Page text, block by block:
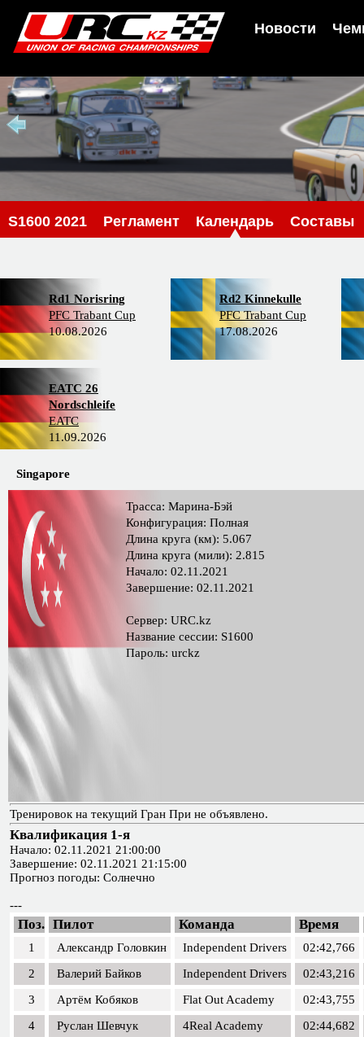
Новости
S1600 2021 Регламент Календарь Составы
Rd1 Norisring
PFC Trabant Cup
10.08.2026
Rd2 Kinnekulle
PFC Trabant Cup
17.08.2026
EATC 26
Nordschleife
EATC
11.09.2026
Singapore
Трасса: Марина-Бэй
Конфигурация: Полная
Длина круга (км): 5.067
Длина круга (мили): 2.815
Начало: 02.11.2021
Завершение: 02.11.2021
Сервер: URC.kz
Название сессии: S1600
Пароль: urckz
Тренировок на текущий Гран При не объявлено.
Квалификация 1-я
Начало: 02.11.2021 21:00:00
Завершение: 02.11.2021 21:15:00
Прогноз погоды: Солнечно
---
Поз. Пилот Команда Время
1 Александр Головкин Independent Drivers
02:42,766
2
Валерий Байков Independent Drivers
02:43,216
3
Артём Кобяков Flat Out Academy
02:43,755
4
Руслан Шевчук 4Real Academy
02:44,682